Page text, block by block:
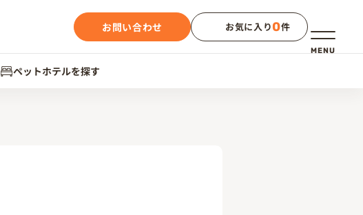
メニュー
MENU
お問い合わせ お気に入り0件
ペットホテルを探す